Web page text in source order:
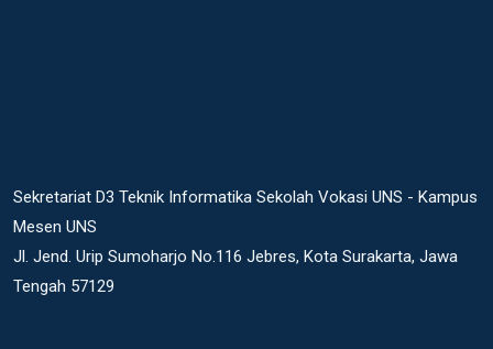
Sekretariat D3 Teknik Informatika Sekolah Vokasi UNS - Kampus
Mesen UNS
Jl. Jend. Urip Sumoharjo No.116 Jebres, Kota Surakarta, Jawa
Tengah 57129